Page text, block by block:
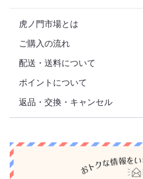
虎ノ門市場とは
ご購入の流れ
配送・送料について
ポイントについて
返品・交換・キャンセル